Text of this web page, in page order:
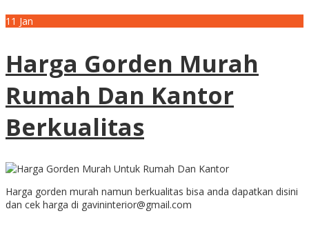
11 Jan
Harga Gorden Murah
Rumah Dan Kantor
Berkualitas
Harga gorden murah namun berkualitas bisa anda dapatkan disini
dan cek harga di gavininterior@gmail.com